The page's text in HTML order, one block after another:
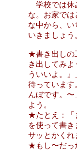
学校では休
な。お家で
な中から、
いきましょう
★書き出しの
き出してみ
ういいよ。
待っています
んぼです。
よう。
★たとえ：
を使って書
サッとかくれ
★もし〜だっ